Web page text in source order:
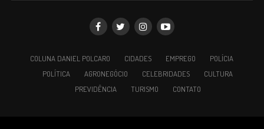
COLUNA DANIEL POLCARO CIDADES EMPREGO
POLÍCIA
POLÍTICA
AGRONEGÓCIO CELEBRIDADES
CULTURA
PREVIDÊNCIA
TURISMO CONTATO